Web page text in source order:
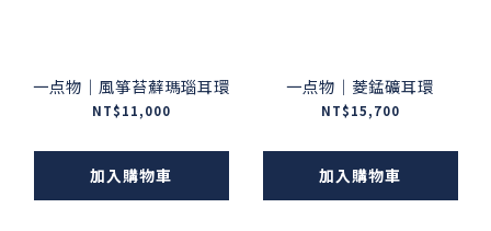
一点物｜風箏苔蘚瑪瑙耳環
NT$11,000
加入購物車
一点物｜菱錳礦耳環
NT$15,700
加入購物車